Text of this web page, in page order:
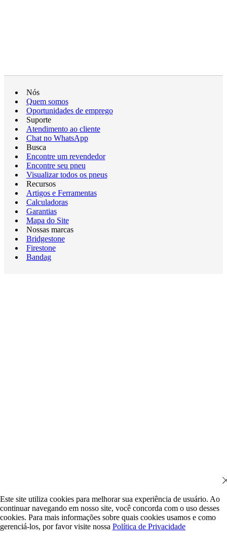
Nós
Quem somos
Oportunidades de emprego
Suporte
Atendimento ao cliente
Chat no WhatsApp
Busca
Encontre um revendedor
Encontre seu pneu
Visualizar todos os pneus
Recursos
Artigos e Ferramentas
Calculadoras
Garantias
Mapa do Site
Nossas marcas
Bridgestone
Firestone
Bandag
Este site utiliza cookies para melhorar sua experiência de usuário. Ao
continuar navegando em nosso site, você concorda com o uso desses
cookies. Para mais informações sobre quais cookies usamos e como
gerenciá-los, por favor visite nossa Política de Privacidade